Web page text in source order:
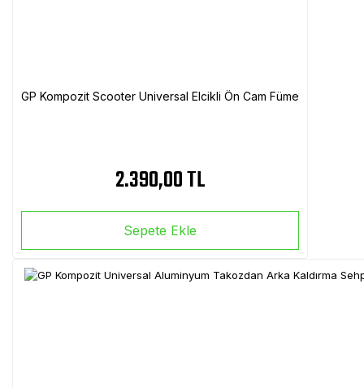
GP Kompozit Scooter Universal Elcikli Ön Cam Füme
2.390,00 TL
Sepete Ekle